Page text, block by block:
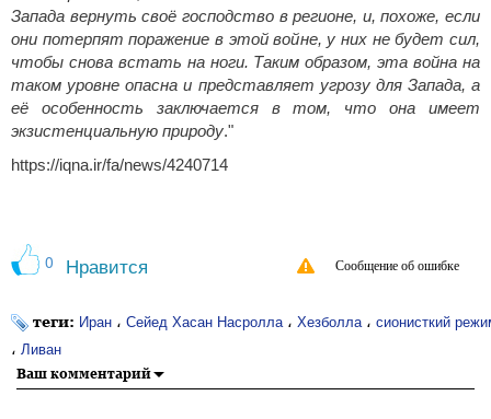
Запада вернуть своё господство в регионе, и, похоже, если
они потерпят поражение в этой войне, у них не будет сил,
чтобы снова встать на ноги. Таким образом, эта война на
таком уровне опасна и представляет угрозу для Запада, а
её особенность заключается в том, что она имеет
экзистенциальную природу."
https://iqna.ir/fa/news/4240714
0 Нравится Сообщение об ошибке
теги: Иран ، Сейед Хасан Насролла ، Хезболла ، сионисткий
، Ливан
Ваш комментарий